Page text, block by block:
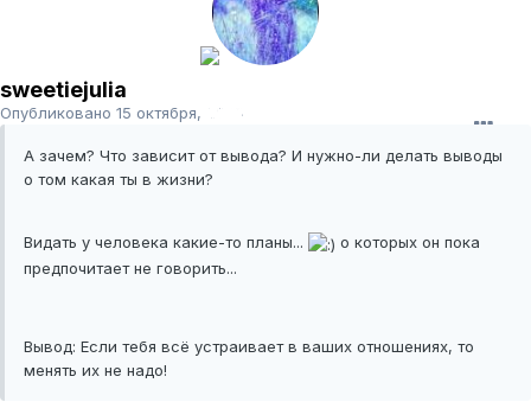
sweetiejulia
Опубликовано 15 октября, 2008
А зачем? Что зависит от вывода? И нужно-ли делать выводы
о том какая ты в жизни?
Видать у человека какие-то планы...
о которых он пока
предпочитает не говорить...
Вывод: Если тебя всё устраивает в ваших отношениях, то
менять их не надо!